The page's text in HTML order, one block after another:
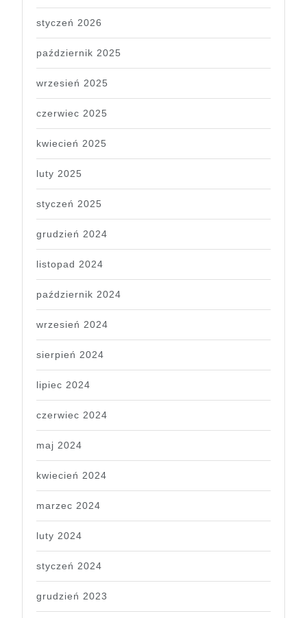
styczeń 2026
październik 2025
wrzesień 2025
czerwiec 2025
kwiecień 2025
luty 2025
styczeń 2025
grudzień 2024
listopad 2024
październik 2024
wrzesień 2024
sierpień 2024
lipiec 2024
czerwiec 2024
maj 2024
kwiecień 2024
marzec 2024
luty 2024
styczeń 2024
grudzień 2023